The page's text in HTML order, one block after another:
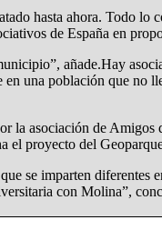
hasta ahora. Todo
de España en
añade.Hay
una población que no
la asociación de
el proyecto del
se imparten diferentes
con Molina”,